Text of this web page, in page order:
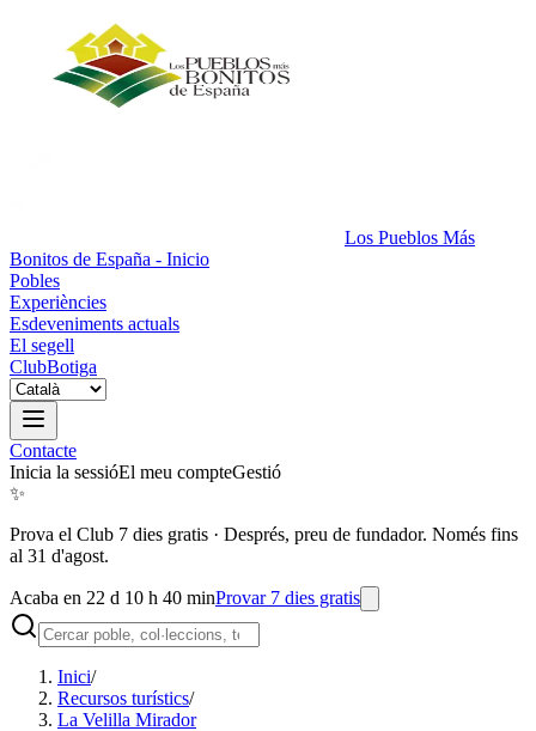
Los Pueblos Más
Bonitos de España - Inicio
Pobles
Experiències
Esdeveniments actuals
El segell
ClubBotiga
Contacte
Inicia la sessióEl meu compteGestió
✨
Prova el Club 7 dies gratis · Després, preu de fundador. Només fins
al 31 d'agost.
Acaba en 22 d 10 h 40 minProvar 7 dies gratis
Inici/
Recursos turístics/
La Velilla Mirador